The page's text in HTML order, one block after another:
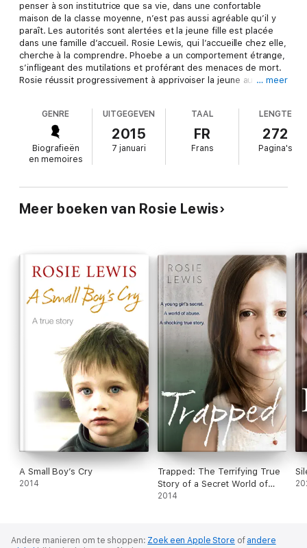
penser à son institutrice que sa vie, dans une confortable
maison de la classe moyenne, n’est pas aussi agréable qu’il y
paraît. Les autorités sont alertées et la jeune fille est placée
dans une famille d’accueil. Rosie Lewis, qui l’accueille chez elle,
cherche à la comprendre. Phoebe a un comportement étrange,
s’infligeant des mutilations et proférant des menaces de mort.
Rosie réussit progressivement à apprivoiser la jeune autiste
extrêmement graves. Au point d’avoir développé ou accentué
son autisme comme un rempart à ses cauchemars quotidiens…
Elle ne pouvait rien dire à personne : l’histoire vraie d’une jeune
autiste abusée.
… meer
GENRE
Biografieën
en memoires
UITGEGEVEN
2015
7 januari
TAAL
FR
Frans
LENGTE
272
Pagina's
Meer boeken van Rosie Lewis
A Small Boy’s Cry
2014
Trapped: The Terrifying True
Story of a Secret World of
Abuse
2014
Andere manieren om te shoppen: Zoek een Apple Store of andere